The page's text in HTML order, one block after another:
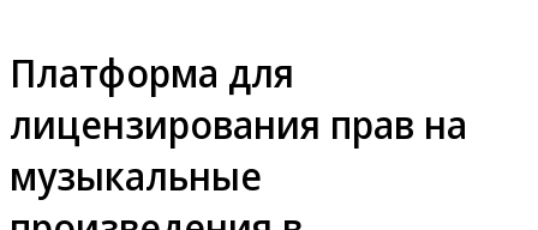
Платформа для
лицензирования прав на
музыкальные